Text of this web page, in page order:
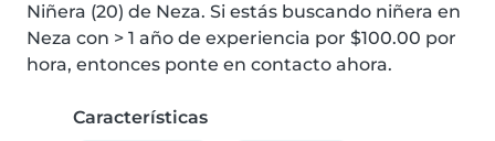
Niñera (20) de Neza. Si estás buscando niñera en
Neza con > 1 año de experiencia por $100.00 por
hora, entonces ponte en contacto ahora.
Características